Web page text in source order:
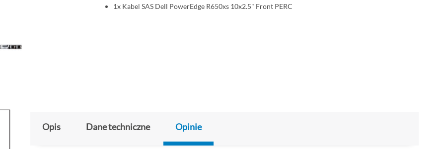
1x Kabel SAS Dell PowerEdge R650xs 10x2.5" Front PERC
Opis Dane techniczne Opinie